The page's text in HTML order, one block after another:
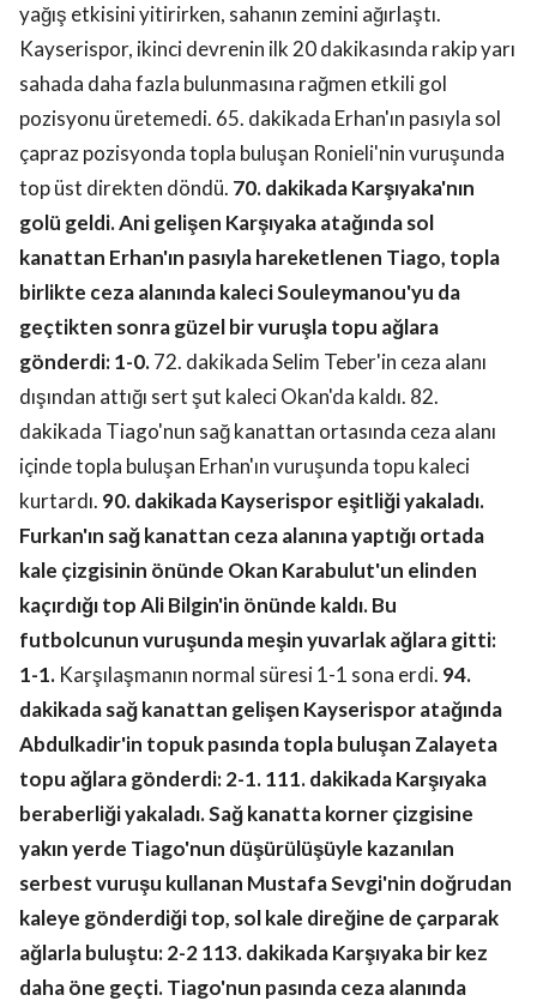
yağış etkisini yitirirken, sahanın zemini ağırlaştı.
Kayserispor, ikinci devrenin ilk 20 dakikasında rakip yarı
sahada daha fazla bulunmasına rağmen etkili gol
pozisyonu üretemedi. 65. dakikada Erhan'ın pasıyla sol
çapraz pozisyonda topla buluşan Ronieli'nin vuruşunda
top üst direkten döndü. 70. dakikada Karşıyaka'nın
golü geldi. Ani gelişen Karşıyaka atağında sol
kanattan Erhan'ın pasıyla hareketlenen Tiago, topla
birlikte ceza alanında kaleci Souleymanou'yu da
geçtikten sonra güzel bir vuruşla topu ağlara
gönderdi: 1-0.72. dakikada Selim Teber'in ceza alanı
dışından attığı sert şut kaleci Okan'da kaldı. 82.
dakikada Tiago'nun sağ kanattan ortasında ceza alanı
içinde topla buluşan Erhan'ın vuruşunda topu kaleci
kurtardı. 90. dakikada Kayserispor eşitliği yakaladı.
Furkan'ın sağ kanattan ceza alanına yaptığı ortada
kale çizgisinin önünde Okan Karabulut'un elinden
kaçırdığı top Ali Bilgin'in önünde kaldı. Bu
futbolcunun vuruşunda meşin yuvarlak ağlara gitti:
1-1. Karşılaşmanın normal süresi 1-1 sona erdi. 94.
dakikada sağ kanattan gelişen Kayserispor atağında
Abdulkadir'in topuk pasında topla buluşan Zalayeta
topu ağlara gönderdi: 2-1.111. dakikada Karşıyaka
beraberliği yakaladı. Sağ kanatta korner çizgisine
yakın yerde Tiago'nun düşürülüşüyle kazanılan
serbest vuruşu kullanan Mustafa Sevgi'nin doğrudan
kaleye gönderdiği top, sol kale direğine de çarparak
ağlarla buluştu: 2-2113. dakikada Karşıyaka bir kez
daha öne geçti. Tiago'nun pasında ceza alanında